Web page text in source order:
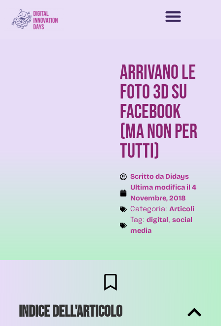
Arrivano le
foto 3D su
Facebook
(ma non per
tutti)
Scritto da Didays
Ultima modifica il 4
Novembre, 2018
Categoria: Articoli
Tag: digital, social
media
Indice dell'articolo